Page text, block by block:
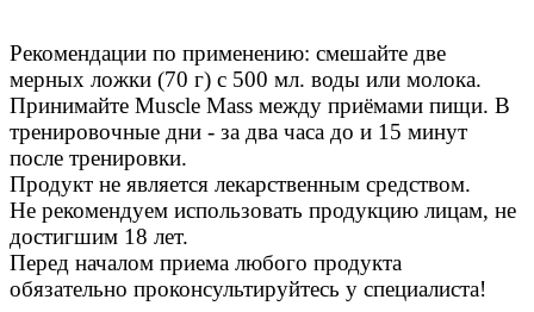
Рекомендации по применению: cмешайте две
мерных ложки (70 г) с 500 мл. воды или молока.
Принимайте Muscle Mass между приёмами пищи. В
тренировочные дни - за два часа до и 15 минут
после тренировки.
Продукт не является лекарственным средством.
Не рекомендуем использовать продукцию лицам, не
достигшим 18 лет.
Перед началом приема любого продукта
обязательно проконсультируйтесь у специалиста!